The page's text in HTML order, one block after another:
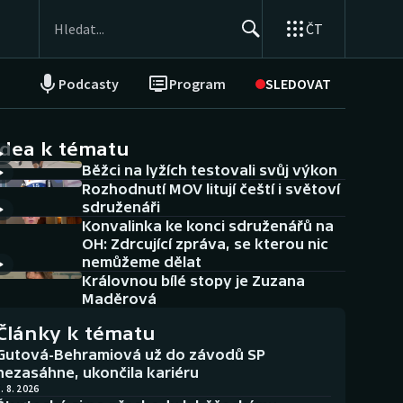
ČT
Podcasty Program SLEDOVAT
NEPŘEHLÉDNĚTE
Historické návraty
Aplikace ČT sport
AZ kvíz
k tématu
Běžci na lyžích testovali svůj výkon
Rozhodnutí MOV litují čeští i světoví
sdruženáři
Konvalinka ke konci sdruženářů na
OH: Zdrcující zpráva, se kterou nic
nemůžeme dělat
Královnou bílé stopy je Zuzana
Maděrová
k tématu
Behramiová už do závodů SP
ukončila kariéru
8. 2026